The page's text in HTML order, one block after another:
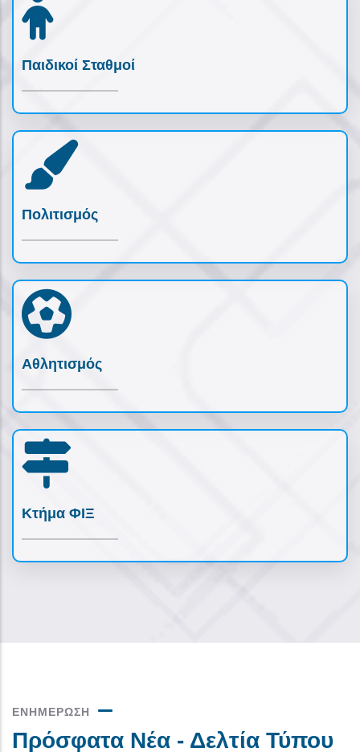
Παιδικοί Σταθμοί
Πολιτισμός
Αθλητισμός
Κτήμα ΦΙΞ
ΕΝΗΜΕΡΩΣΗ
Πρόσφατα Νέα - Δελτία Τύπου